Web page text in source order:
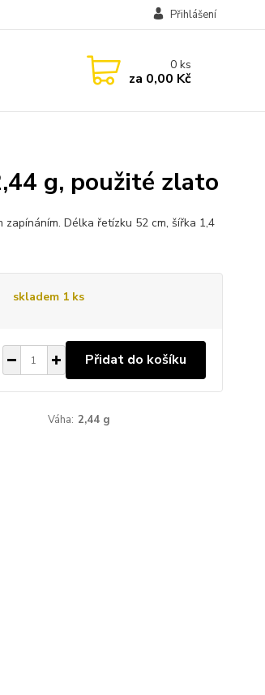
Přihlášení
0ks
za 0,00 Kč
g, použité zlato
Délka řetízku 52 cm, šířka 1,4
skladem 1 ks
Přidat do košíku
Váha: 2,44 g